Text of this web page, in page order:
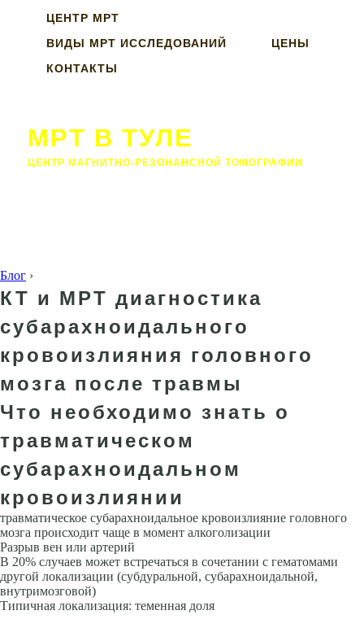
ЦЕНТР МРТ
ВИДЫ МРТ ИССЛЕДОВАНИЙ
ЦЕНЫ
КОНТАКТЫ
МРТ В ТУЛЕ
ЦЕНТР МАГНИТНО-РЕЗОНАНСНОЙ ТОМОГРАФИИ
Блог ›
КТ и МРТ диагностика
субарахноидального
кровоизлияния головного
мозга после травмы
Что необходимо знать о
травматическом
субарахноидальном
кровоизлиянии
травматическое субарахноидальное кровоизлияние головного
мозга происходит чаще в момент алкоголизации
Разрыв вен или артерий
В 20% случаев может встречаться в сочетании с гематомами
другой локализации (субдуральной, субарахноидальной,
внутримозговой)
Типичная локализация: теменная доля